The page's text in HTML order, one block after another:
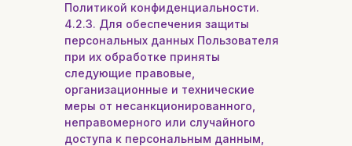
Политикой конфиденциальности.
4.2.3. Для обеспечения защиты
персональных данных Пользователя
при их обработке приняты
следующие правовые,
организационные и технические
меры от несанкционированного,
неправомерного или случайного
доступа к персональным данным,